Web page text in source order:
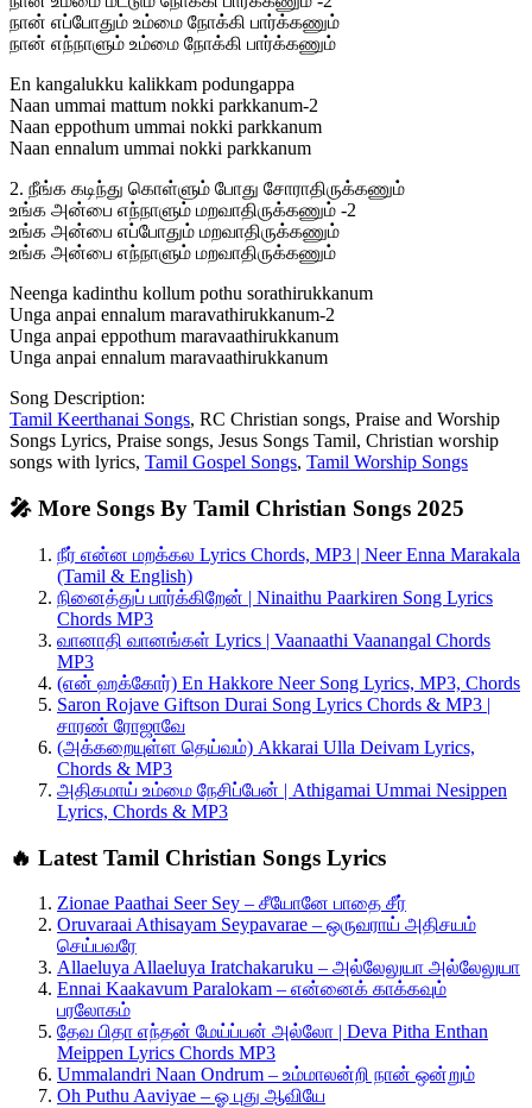
நான் எப்போதும் உம்மை நோக்கி பார்க்கணும்
நான் எந்நாளும் உம்மை நோக்கி பார்க்கணும்
En kangalukku kalikkam podungappa
Naan ummai mattum nokki parkkanum-2
Naan eppothum ummai nokki parkkanum
Naan ennalum ummai nokki parkkanum
2. நீங்க கடிந்து கொள்ளும் போது சோராதிருக்கணும்
உங்க அன்பை எந்நாளும் மறவாதிருக்கணும் -2
உங்க அன்பை எப்போதும் மறவாதிருக்கணும்
உங்க அன்பை எந்நாளும் மறவாதிருக்கணும்
Neenga kadinthu kollum pothu sorathirukkanum
Unga anpai ennalum maravathirukkanum-2
Unga anpai eppothum maravaathirukkanum
Unga anpai ennalum maravaathirukkanum
Song Description:
Tamil Keerthanai Songs, RC Christian songs, Praise and Worship
Songs Lyrics, Praise songs, Jesus Songs Tamil, Christian worship
songs with lyrics, Tamil Gospel Songs, Tamil Worship Songs
🎤 More Songs By Tamil Christian Songs 2025
நீர் என்ன மறக்கல Lyrics Chords, MP3 | Neer Enna Marakala
(Tamil & English)
நினைத்துப் பார்க்கிறேன் | Ninaithu Paarkiren Song Lyrics
Chords MP3
வானாதி வானங்கள் Lyrics | Vaanaathi Vaanangal Chords
MP3
(என் ஹக்கோர்) En Hakkore Neer Song Lyrics, MP3, Chords
Saron Rojave Giftson Durai Song Lyrics Chords & MP3 |
சாரண் ரோஜாவே
(அக்கறையுள்ள தெய்வம்) Akkarai Ulla Deivam Lyrics,
Chords & MP3
அதிகமாய் உம்மை நேசிப்பேன் | Athigamai Ummai Nesippen
Lyrics, Chords & MP3
🔥 Latest Tamil Christian Songs Lyrics
Zionae Paathai Seer Sey – சீயோனே பாதை சீர்
Oruvaraai Athisayam Seypavarae – ஒருவராய் அதிசயம்
செய்பவரே
Allaeluya Allaeluya Iratchakaruku – அல்லேலுயா அல்லேலுயா
Ennai Kaakavum Paralokam – என்னைக் காக்கவும்
பரலோகம்
தேவ பிதா எந்தன் மேய்ப்பன் அல்லோ | Deva Pitha Enthan
Meippen Lyrics Chords MP3
Ummalandri Naan Ondrum – உம்மாலன்றி நான் ஒன்றும்
Oh Puthu Aaviyae – ஓ புது ஆவியே